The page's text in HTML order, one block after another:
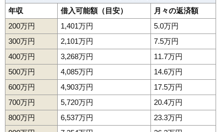
年収
借入可能額（目安）
月々の返済額
200万円
1,401万円
5.0万円
300万円
2,101万円
7.5万円
400万円
3,268万円
11.7万円
500万円
4,085万円
14.6万円
600万円
4,903万円
17.5万円
700万円
5,720万円
20.4万円
800万円
6,537万円
23.3万円